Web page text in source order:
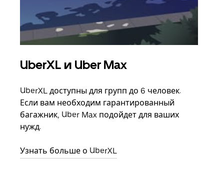
UberXL и Uber Max
UberXL доступны для групп до 6 человек.
Если вам необходим гарантированный
багажник, Uber Max подойдет для ваших
нужд.
Узнать больше о UberXL